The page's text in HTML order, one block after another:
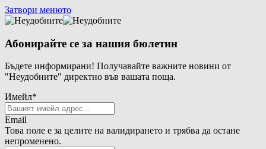
Затвори менюто
Абонирайте се за нашия бюлетин
Бъдете информирани! Получавайте важните новини от
"Неудобните" директно във вашата поща.
Имейл*
Email
Това поле е за целите на валидирането и трябва да остане
непроменено.